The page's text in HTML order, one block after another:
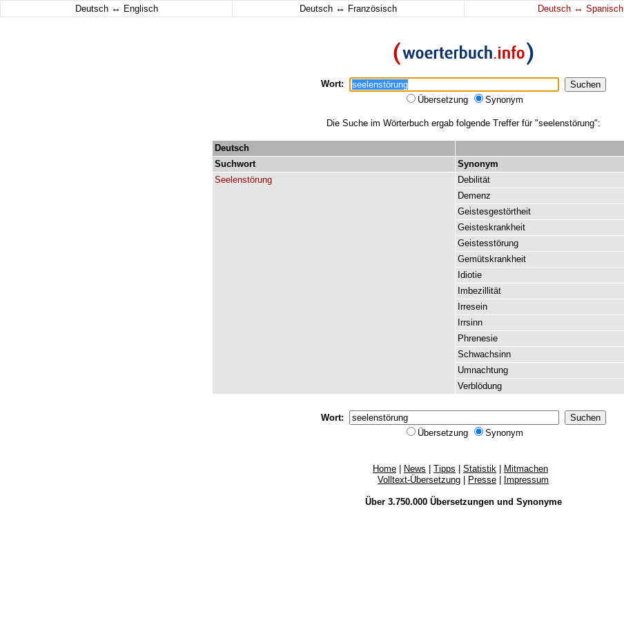
Deutsch ↔ Englisch Deutsch ↔ Französisch Deutsch ↔ Spanisch
Wort:
Übersetzung
Synonym
Die Suche im Wörterbuch ergab folgende Treffer für "seelenstörung":
Deutsch
Suchwort
Synonym
Seelenstörung
Debilität
Demenz
Geistesgestörtheit
Geisteskrankheit
Geistesstörung
Gemütskrankheit
Idiotie
Imbezillität
Irresein
Irrsinn
Phrenesie
Schwachsinn
Umnachtung
Verblödung
Wort:
Übersetzung
Synonym
Home News Tipps Statistik
Mitmachen
Volltext-Übersetzung
Presse Impressum
Über 3.750.000 Übersetzungenund Synonyme